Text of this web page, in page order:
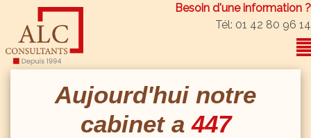
Besoin d'une information ?
Tél: 01 42 80 96 14
Aujourd'hui notre
cabinet a447